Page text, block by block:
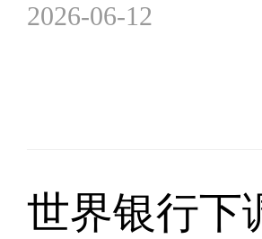
2026-06-12
世界银行下